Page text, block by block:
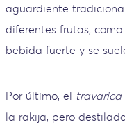
aguardiente
diferentes frutas,
bebida fuerte y se
Por último, el travarica
la rakija, pero